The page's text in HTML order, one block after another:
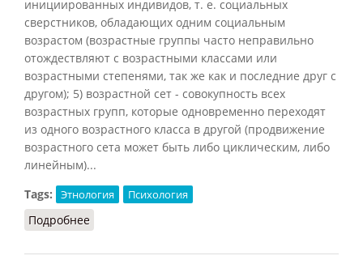
инициированных индивидов, т. е. социальных
сверстников, обладающих одним социальным
возрастом (возрастные группы часто неправильно
отождествляют с возрастными классами или
возрастными степенями, так же как и последние друг с
другом); 5) возрастной сет - совокупность всех
возрастных групп, которые одновременно переходят
из одного возрастного класса в другой (продвижение
возрастного сета может быть либо циклическим, либо
линейным)...
Tags:
Этнология Психология
Подробнее